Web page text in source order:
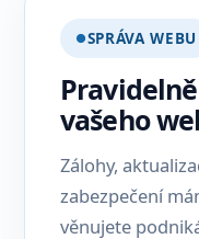
SPRÁVA WEBU
vašeho
Zálohy,
zabezpečení
věnujete